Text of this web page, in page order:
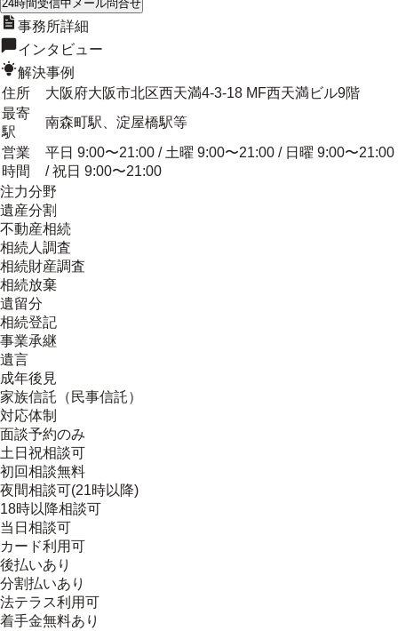
24時間受信中 メール問合せ
事務所詳細
インタビュー
解決事例
住所
大阪府大阪市北区西天満4-3-18 MF西天満ビル9階
最寄
駅
南森町駅、淀屋橋駅等
営業
時間
平日 9:00〜21:00 / 土曜 9:00〜21:00 / 日曜 9:00〜21:00
/ 祝日 9:00〜21:00
注力分野
遺産分割
不動産相続
相続人調査
相続財産調査
相続放棄
遺留分
相続登記
事業承継
遺言
成年後見
家族信託（民事信託）
対応体制
面談予約のみ
土日祝相談可
初回相談無料
夜間相談可(21時以降)
18時以降相談可
当日相談可
カード利用可
後払いあり
分割払いあり
法テラス利用可
着手金無料あり